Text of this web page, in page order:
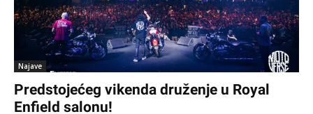
Najave
Predstojećeg vikenda druženje u Royal
Enfield salonu!